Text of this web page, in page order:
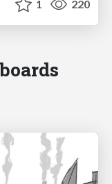
1 220